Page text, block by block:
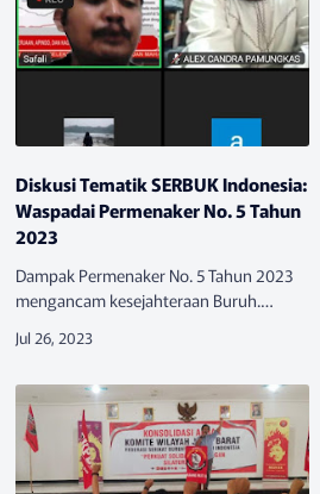
Diskusi Tematik SERBUK Indonesia:
Waspadai Permenaker No. 5 Tahun
2023
Dampak Permenaker No. 5 Tahun 2023
mengancam kesejahteraan Buruh.
kebijakan tentang Penyesuaian Waktu
Indus…